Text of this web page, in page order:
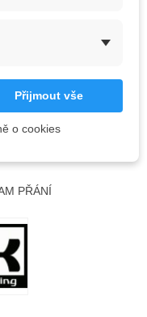
PŘÁNÍ
Přijmout vše
o cookies